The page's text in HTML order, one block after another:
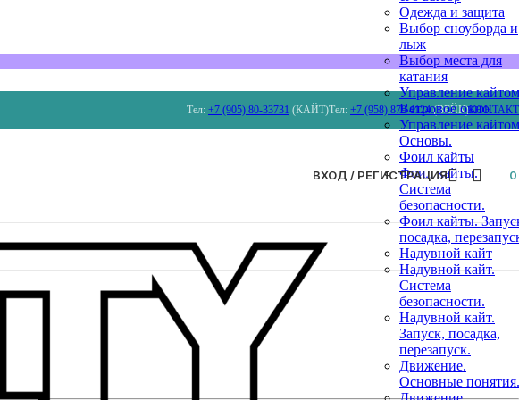
Тел: +7 (905) 80-33731 (КАЙТ)Тел: +7 (958) 879 4124(ВЕЙК)
ВХОД / РЕГИСТРАЦИЯ 0
Одежда и защита
Выбор сноуборда и
лыж
Выбор места для
катания
Управление
Ветровое окно.
Управление
Основы.
Фоил кайты
Фоил кайты.
Система
безопасности.
Фоил кайты.
посадка,
Надувной кайт
Надувной кайт.
Система
безопасности.
Надувной кайт.
Запуск, посадка,
перезапуск.
Движение.
Основные понятия.